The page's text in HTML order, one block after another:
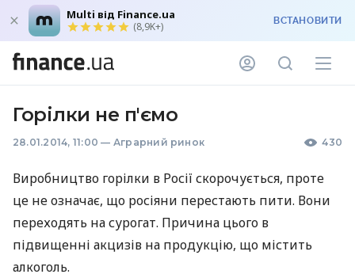
Multi від Finance.ua
(8,9K+) ВСТАНОВИТИ
Горілки не п'ємо
28.01.2014, 11:00 — Аграрний ринок 430
Виробництво горілки в Росії скорочується, проте
це не означає, що росіяни перестають пити. Вони
переходять на сурогат. Причина цього в
підвищенні акцизів на продукцію, що містить
алкоголь.